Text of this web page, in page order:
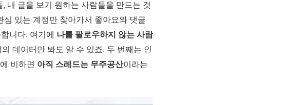
내 글을 보기 원하는 사람들을 만드는 것
있는 계정만 찾아가서 좋아요와 댓글
니다. 여기에 나를 팔로우하지 않는 사람
데이터만 봐도 알 수 있죠. 두 번째는 인
비하면 아직 스레드는 무주공산이라는